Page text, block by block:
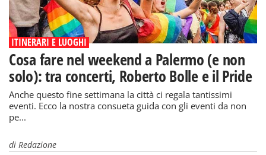
ITINERARI E LUOGHI
Cosa fare nel weekend a Palermo (e non
solo): tra concerti, Roberto Bolle e il Pride
Anche questo fine settimana la città ci regala tantissimi
eventi. Ecco la nostra consueta guida con gli eventi da non
pe...
di Redazione